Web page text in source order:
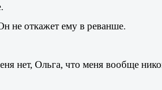
не откажет ему в реванше.
нет, Ольга, что меня вообще